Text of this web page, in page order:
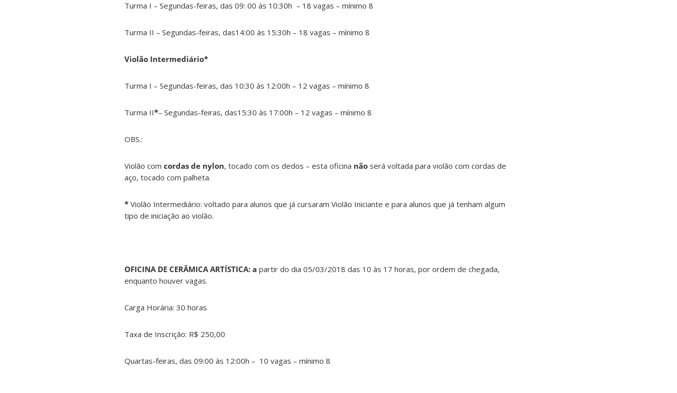
Turma I – Segundas-feiras, das 09: 00 às 10:30h – 18 vagas – mínimo 8
Turma II – Segundas-feiras, das14:00 às 15:30h – 18 vagas – mínimo 8
Violão Intermediário*
Turma I – Segundas-feiras, das 10:30 às 12:00h – 12 vagas – mínimo 8
Turma II*– Segundas-feiras, das15:30 às 17:00h – 12 vagas – mínimo 8
OBS.:
Violão com cordas de nylon, tocado com os dedos – esta oficina não será voltada para violão com cordas de
aço, tocado com palheta.
* Violão Intermediário: voltado para alunos que já cursaram Violão Iniciante e para alunos que já tenham algum
tipo de iniciação ao violão.
OFICINA DE CERÂMICA ARTÍSTICA: a partir do dia 05/03/2018 das 10 às 17 horas, por ordem de chegada,
enquanto houver vagas.
Carga Horária: 30 horas
Taxa de Inscrição: R$ 250,00
Quartas-feiras, das 09:00 às 12:00h – 10 vagas – mínimo 8